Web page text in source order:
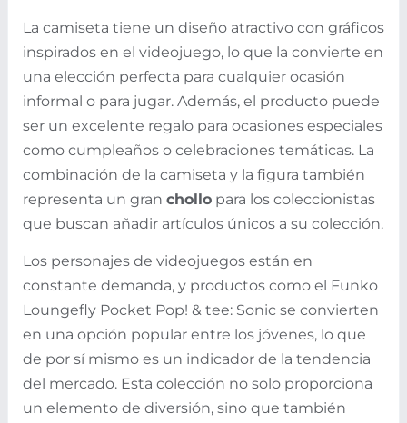
La camiseta tiene un diseño atractivo con gráficos
inspirados en el videojuego, lo que la convierte en
una elección perfecta para cualquier ocasión
informal o para jugar. Además, el producto puede
ser un excelente regalo para ocasiones especiales
como cumpleaños o celebraciones temáticas. La
combinación de la camiseta y la figura también
representa un gran chollo para los coleccionistas
que buscan añadir artículos únicos a su colección.
Los personajes de videojuegos están en
constante demanda, y productos como el Funko
Loungefly Pocket Pop! & tee: Sonic se convierten
en una opción popular entre los jóvenes, lo que
de por sí mismo es un indicador de la tendencia
del mercado. Esta colección no solo proporciona
un elemento de diversión, sino que también